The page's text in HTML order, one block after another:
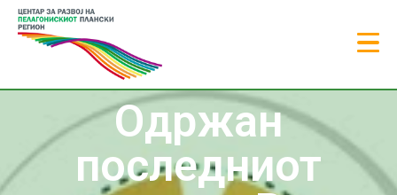
Одржан
последниот